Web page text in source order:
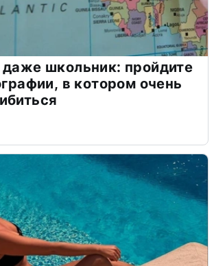
даже школьник: пройдите
в котором очень